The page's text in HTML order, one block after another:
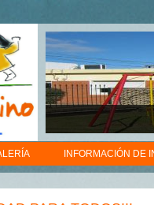
INFORMACIÓN DE